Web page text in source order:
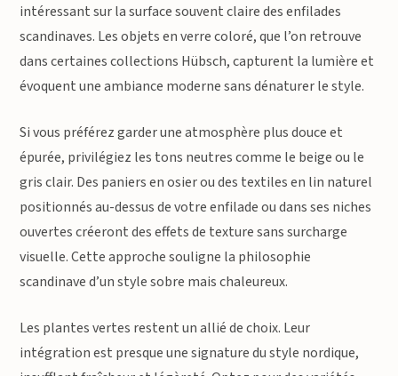
intéressant sur la surface souvent claire des enfilades
scandinaves. Les objets en verre coloré, que l’on retrouve
dans certaines collections Hübsch, capturent la lumière et
évoquent une ambiance moderne sans dénaturer le style.
Si vous préférez garder une atmosphère plus douce et
épurée, privilégiez les tons neutres comme le beige ou le
gris clair. Des paniers en osier ou des textiles en lin naturel
positionnés au-dessus de votre enfilade ou dans ses niches
ouvertes créeront des effets de texture sans surcharge
visuelle. Cette approche souligne la philosophie
scandinave d’un style sobre mais chaleureux.
Les plantes vertes restent un allié de choix. Leur
intégration est presque une signature du style nordique,